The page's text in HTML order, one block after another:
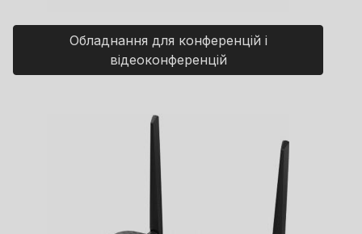
Обладнання для конференцій і
відеоконференцій